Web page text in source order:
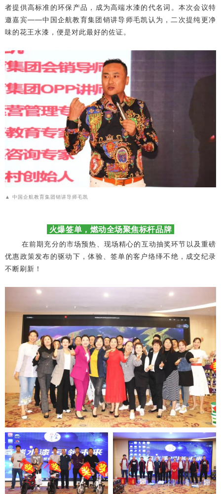
者提供高标准的环保产品，成为高端水漆的代名词。 本次会议特
邀嘉宾——中国企航教育集团销讲导师毛凯认为，二次提纯更净
味的花王水漆，便是对此最好的佐证。
▲ 中国企航教育集团销讲导师毛凯
火爆签单，燃动全场聚焦标杆品牌
在前期充分的市场预热、现场精心的互动抽奖环节以及重磅
优惠政策发布的驱动下，体验、签单的客户络绎不绝，成交纪录
不断刷新！